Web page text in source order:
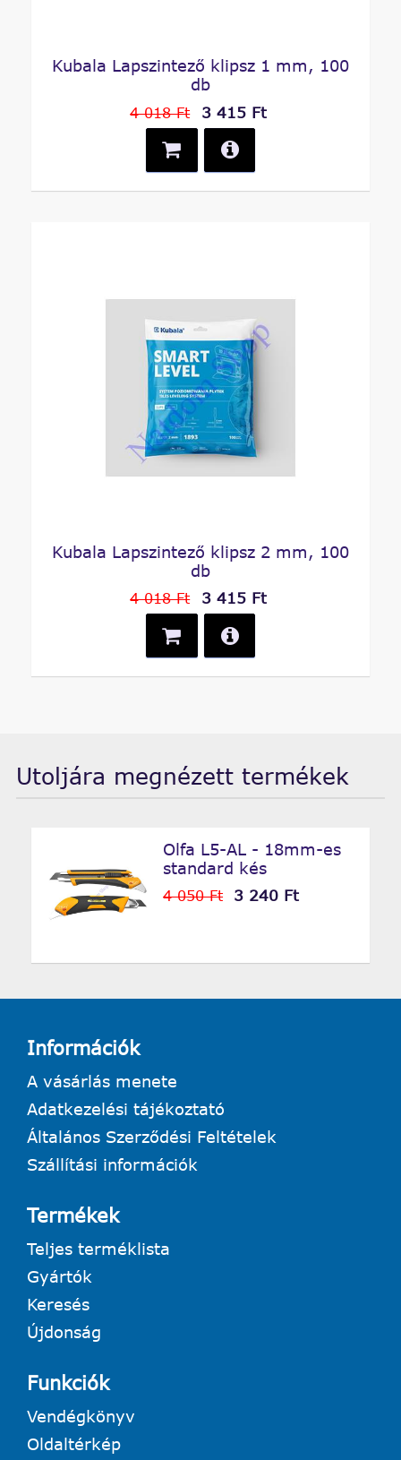
Kubala Lapszintező klipsz 1 mm, 100
db
4 018 Ft 3 415 Ft
Kubala Lapszintező klipsz 2 mm, 100
db
4 018 Ft 3 415 Ft
Utoljára megnézett termékek
Olfa L5-AL - 18mm-es
standard kés
4 050 Ft 3 240 Ft
Információk
A vásárlás menete
Adatkezelési tájékoztató
Általános Szerződési Feltételek
Szállítási információk
Termékek
Teljes terméklista
Gyártók
Keresés
Újdonság
Funkciók
Vendégkönyv
Oldaltérkép